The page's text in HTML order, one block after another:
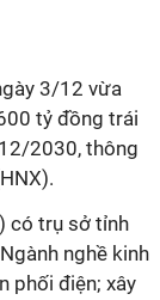
3/12 vừa
tỷ đồng trái
2030, thông
có trụ sở tỉnh
nghề kinh
phối điện; xây